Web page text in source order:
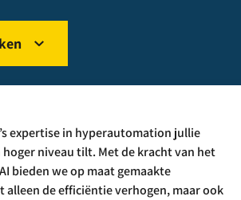
expertise in hyperautomation jullie
hoger niveau tilt. Met de kracht van het
bieden we op maat gemaakte
alleen de efficiëntie verhogen, maar ook